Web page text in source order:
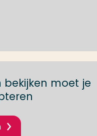
moet je